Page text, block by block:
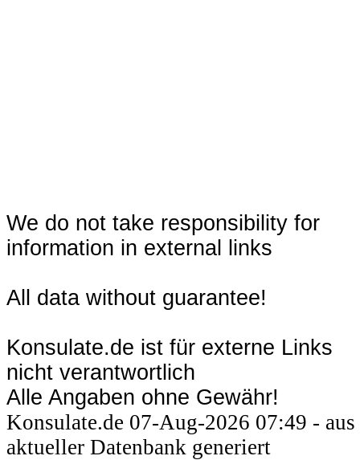
We do not take responsibility for
information in external links
All data without guarantee!
Konsulate.de ist für externe Links
nicht verantwortlich
Alle Angaben ohne Gewähr!
Konsulate.de 07-Aug-2026 07:49 - aus
aktueller Datenbank generiert